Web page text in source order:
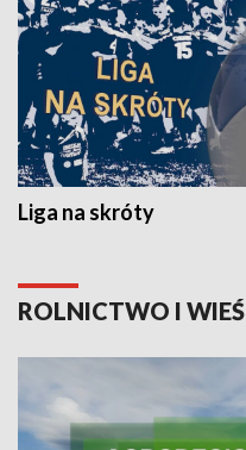
Liga na skróty
ROLNICTWO I WIEŚ